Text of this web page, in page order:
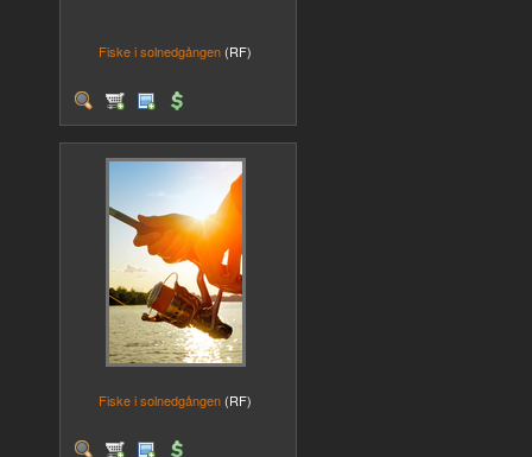
Fiske i solnedgången (RF)
Fiske i solnedgången (RF)